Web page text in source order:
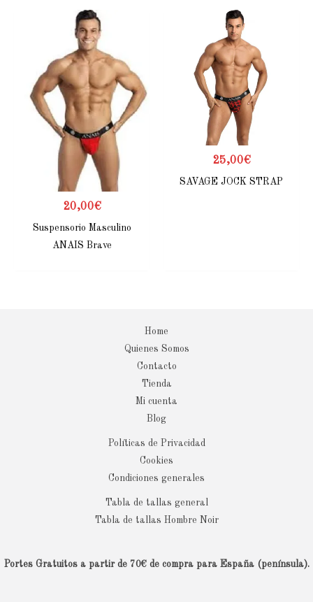
20,00€
Suspensorio Masculino
ANAIS Brave
25,00€
SAVAGE JOCK STRAP
Home
Quienes Somos
Contacto
Tienda
Mi cuenta
Blog
Políticas de Privacidad
Cookies
Condiciones generales
Tabla de tallas general
Tabla de tallas Hombre Noir
Portes Gratuitos a partir de 70€ de compra para España (península).